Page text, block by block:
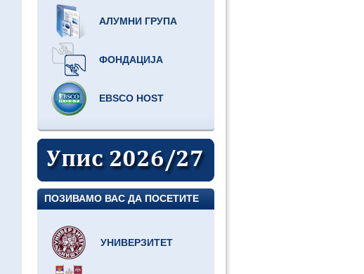
АЛУМНИ ГРУПА
ФОНДАЦИЈА
EBSCO HOST
ПОЗИВАМО ВАС ДА ПОСЕТИТЕ
УНИВЕРЗИТЕТ